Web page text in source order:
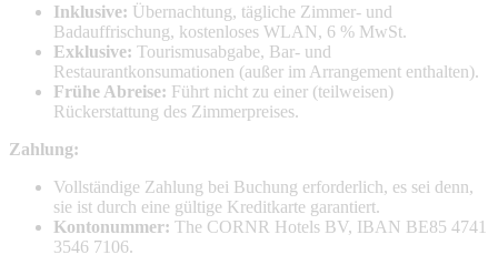
Inklusive: Übernachtung, tägliche Zimmer- und
Badauffrischung, kostenloses WLAN, 6 % MwSt.
Exklusive: Tourismusabgabe, Bar- und
Restaurantkonsumationen (außer im Arrangement enthalten).
Frühe Abreise: Führt nicht zu einer (teilweisen)
Rückerstattung des Zimmerpreises.
Zahlung:
Vollständige Zahlung bei Buchung erforderlich, es sei denn,
sie ist durch eine gültige Kreditkarte garantiert.
Kontonummer: The CORNR Hotels BV, IBAN BE85 4741
3546 7106.